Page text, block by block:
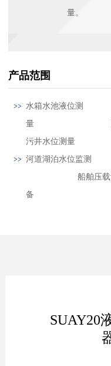
量。
产品范围
水箱水池液位测
量
污井水位测量
河道湖泊水位监
船舶压载
备
SUAY20